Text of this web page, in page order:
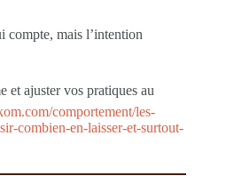
compte, mais l’intention
ajuster vos pratiques au
comportement/les-
combien-en-laisser-et-surtout-